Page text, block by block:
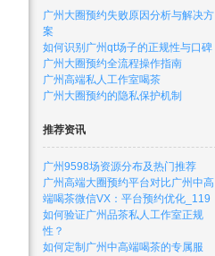
广州大圈预约失败原因分析与解决方
案
如何识别广州qt场子的正规性与口碑
广州大圈预约全流程操作指南
广州高端私人工作室喝茶
广州大圈预约的隐私保护机制
推荐资讯
广州9598场资源分布及热门推荐
广州高端大圈预约平台对比广州中高
端喝茶微信VX：平台预约优化_119
如何验证广州品茶私人工作室正规
性？
如何定制广州中高端喝茶的专属服